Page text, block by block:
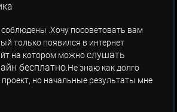
.Хочу посоветовать вам
только появился в интернет
на котором можнослушать
бесплатно.Не знаю как долго
проект, но начальные результаты мне